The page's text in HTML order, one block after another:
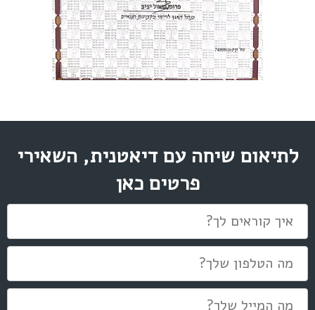
לתיאום שיחה עם דיאטנית, השאירי
פרטים כאן